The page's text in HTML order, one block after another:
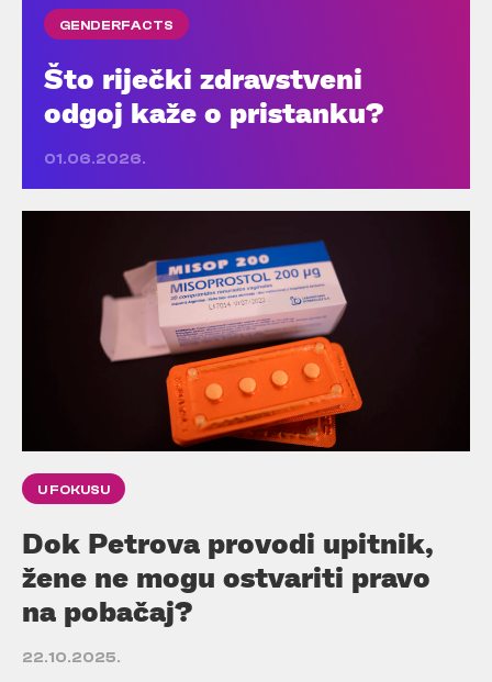
GENDERFACTS
Što riječki zdravstveni
odgoj kaže o pristanku?
01.06.2026.
U FOKUSU
Dok Petrova provodi upitnik,
žene ne mogu ostvariti pravo
na pobačaj?
22.10.2025.